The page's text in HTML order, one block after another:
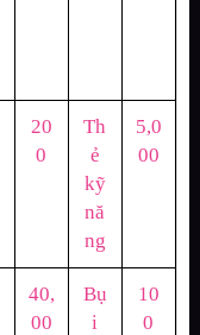
20
0
Th
ẻ
kỹ
nă
ng
5,0
00
40,
00
Bụ
i
10
0